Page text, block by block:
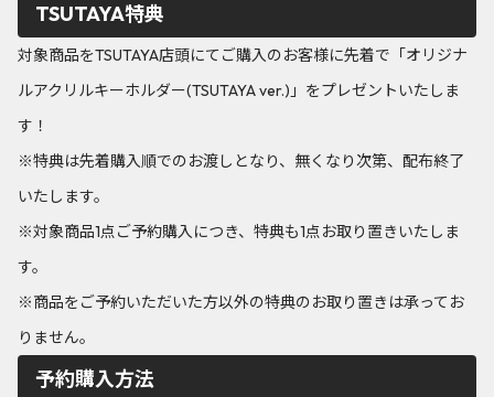
TSUTAYA特典
対象商品をTSUTAYA店頭にてご購入のお客様に先着で「オリジナ
ルアクリルキーホルダー(TSUTAYA ver.)」をプレゼントいたしま
す！
※特典は先着購入順でのお渡しとなり、無くなり次第、配布終了
いたします。
※対象商品1点ご予約購入につき、特典も1点お取り置きいたしま
す。
※商品をご予約いただいた方以外の特典のお取り置きは承ってお
りません。
予約購入方法